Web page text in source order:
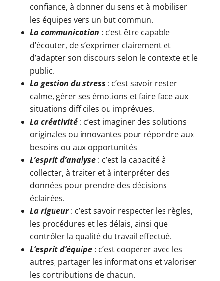
confiance, à donner du sens et à mobiliser
les équipes vers un but commun.
La communication : c’est être capable
d’écouter, de s’exprimer clairement et
d’adapter son discours selon le contexte et le
public.
La gestion du stress : c’est savoir rester
calme, gérer ses émotions et faire face aux
situations difficiles ou imprévues.
La créativité: c’est imaginer des solutions
originales ou innovantes pour répondre aux
besoins ou aux opportunités.
L’esprit d’analyse: c’est la capacité à
collecter, à traiter et à interpréter des
données pour prendre des décisions
éclairées.
La rigueur: c’est savoir respecter les règles,
les procédures et les délais, ainsi que
contrôler la qualité du travail effectué.
L’esprit d’équipe: c’est coopérer avec les
autres, partager les informations et valoriser
les contributions de chacun.